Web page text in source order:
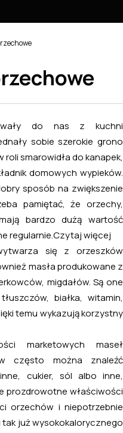
do nas z kuchni
sobie szerokie grono
roli smarowidła do kanapek,
domowych wypieków.
sposób na zwiększenie
pamiętać, że orzechy,
bardzo dużą wartość
regularnie. Czytaj więcej
się z orzeszków
masła produkowane z
migdałów. Są one
białka, witamin,
temu wykazują korzystny
marketowych maseł
często można znaleźć
cukier, sól albo inne,
prozdrowotne właściwości
orzechów i niepotrzebnie
już wysokokalorycznego